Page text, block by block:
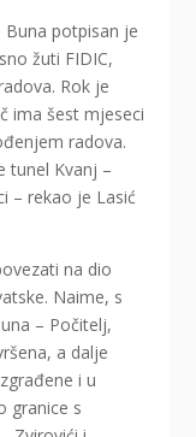
Buna potpisan je
žuti FIDIC,
Rok je
ima šest mjeseci
radova.
tunel Kvanj –
– rekao je Lasić
na dio
Naime, s
– Počitelj,
a dalje
i u
granice s